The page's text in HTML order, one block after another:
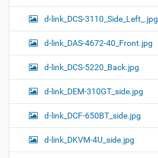
d-link_DCS-3110_Side_Left_.jpg
d-link_DAS-4672-40_Front.jpg
d-link_DCS-5220_Back.jpg
d-link_DEM-310GT_side.jpg
d-link_DCF-650BT_side.jpg
d-link_DKVM-4U_side.jpg